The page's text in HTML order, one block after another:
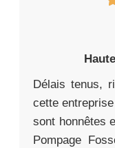
Délais tenus,
cette
sont honnêtes
Pompage